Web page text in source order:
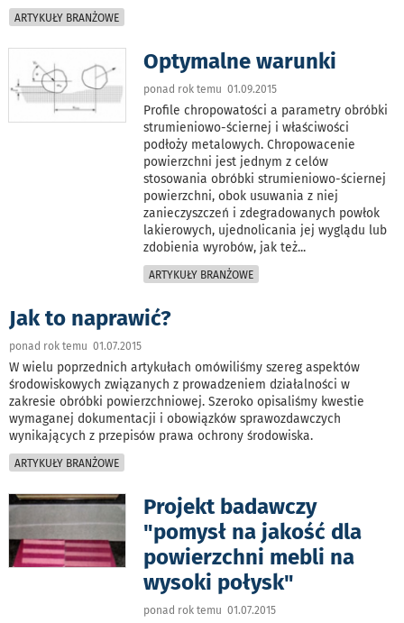
ARTYKUŁY BRANŻOWE
Optymalne warunki
ponad rok temu 01.09.2015
Profile chropowatości a parametry obróbki
strumieniowo-ściernej i właściwości
podłoży metalowych. Chropowacenie
powierzchni jest jednym z celów
stosowania obróbki strumieniowo-ściernej
powierzchni, obok usuwania z niej
zanieczyszczeń i zdegradowanych powłok
lakierowych, ujednolicania jej wyglądu lub
zdobienia wyrobów, jak też...
ARTYKUŁY BRANŻOWE
Jak to naprawić?
ponad rok temu 01.07.2015
W wielu poprzednich artykułach omówiliśmy szereg aspektów
środowiskowych związanych z prowadzeniem działalności w
zakresie obróbki powierzchniowej. Szeroko opisaliśmy kwestie
wymaganej dokumentacji i obowiązków sprawozdawczych
wynikających z przepisów prawa ochrony środowiska.
ARTYKUŁY BRANŻOWE
Projekt badawczy
"pomysł na jakość dla
powierzchni mebli na
wysoki połysk"
ponad rok temu 01.07.2015